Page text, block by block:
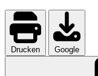
Drucken Google